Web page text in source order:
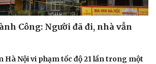
Công: Người đã đi, nhà vẫn
Hà Nội vi phạm tốc độ 21 lần trong một